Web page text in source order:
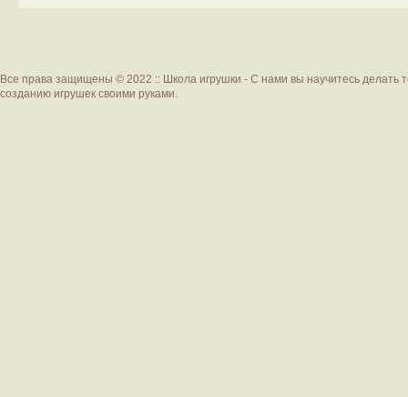
Все права защищены © 2022 :: Школа игрушки - С нами вы научитесь делать
созданию игрушек своими руками.